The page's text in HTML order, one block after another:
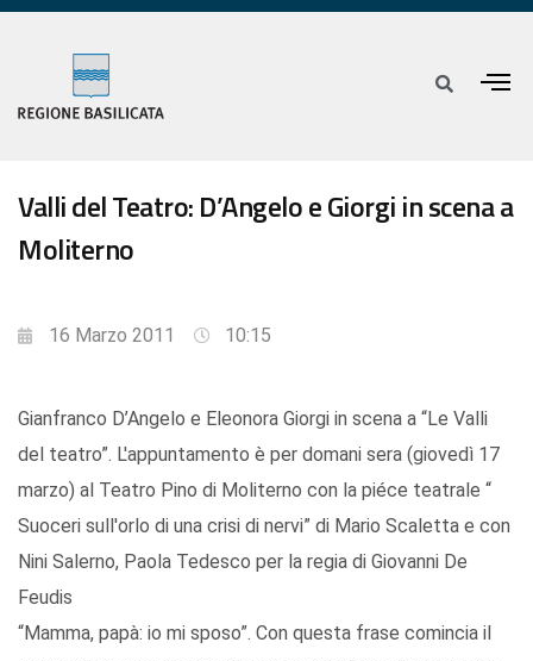
Valli del Teatro: D’Angelo e Giorgi in scena a
Moliterno
16 Marzo 2011 10:15
Gianfranco D’Angelo e Eleonora Giorgi in scena a “Le Valli
del teatro”. L'appuntamento è per domani sera (giovedì 17
marzo) al Teatro Pino di Moliterno con la piéce teatrale “
Suoceri sull'orlo di una crisi di nervi” di Mario Scaletta e con
Nini Salerno, Paola Tedesco per la regia di Giovanni De
Feudis
“Mamma, papà: io mi sposo”. Con questa frase comincia il